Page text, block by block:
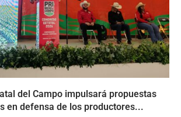
del Campo impulsará propuestas
en defensa de los productores...